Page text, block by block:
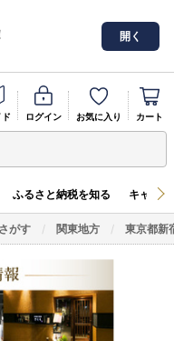
開く
ド ログイン お気に入り カート
ふるさと納税を知る キャン
がす 関東地方 東京都新